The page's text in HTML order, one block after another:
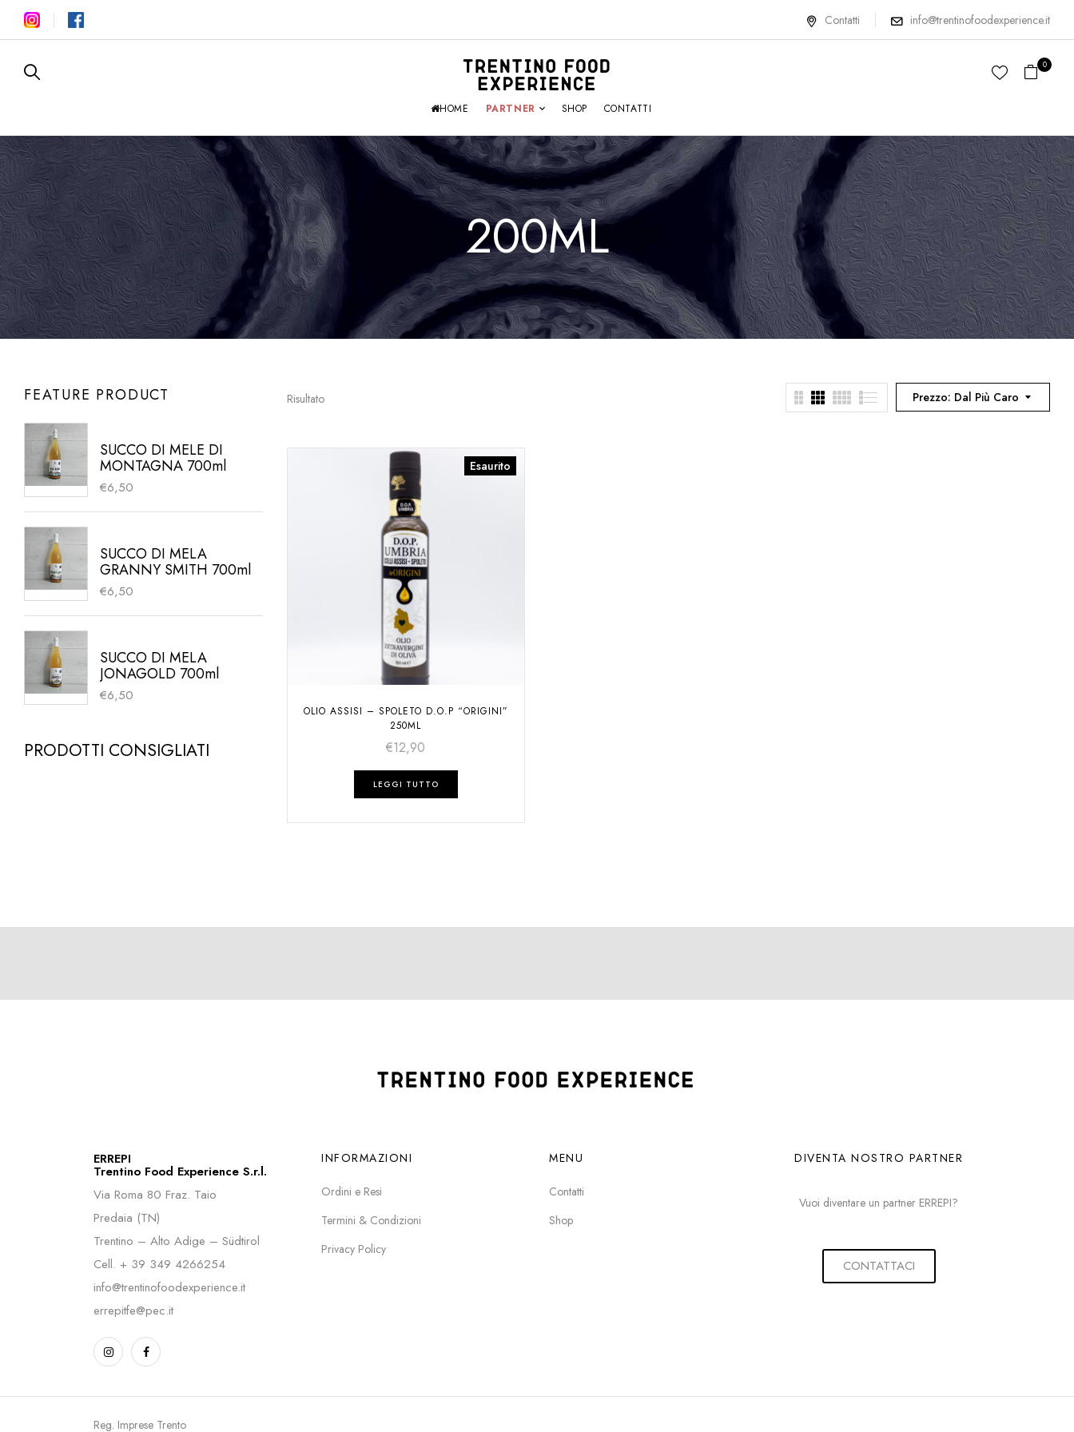
Contatti info@trentinofoodexperience.it
0
HOME PARTNER SHOP CONTATTI
200ML
FEATURE PRODUCT
SUCCO DI MELE DI
MONTAGNA 700ml
€6,50
SUCCO DI MELA
GRANNY SMITH 700ml
€6,50
SUCCO DI MELA
JONAGOLD 700ml
€6,50
PRODOTTI CONSIGLIATI
Prezzo: Dal Più Caro
Risultato
Esaurito
OLIO ASSISI – SPOLETO D.O.P “ORIGINI”
250ML
€12,90
LEGGI TUTTO
ERREPI
Trentino Food Experience S.r.l.
Via Roma 80 Fraz. Taio
Predaia (TN)
Trentino – Alto Adige – Südtirol
Cell. + 39 349 4266254
info@trentinofoodexperience.it
errepitfe@pec.it
INFORMAZIONI
Ordini e Resi
Termini & Condizioni
Privacy Policy
MENU
Contatti
Shop
DIVENTA NOSTRO PARTNER
Vuoi diventare un partner ERREPI?
CONTATTACI
Reg. Imprese Trento